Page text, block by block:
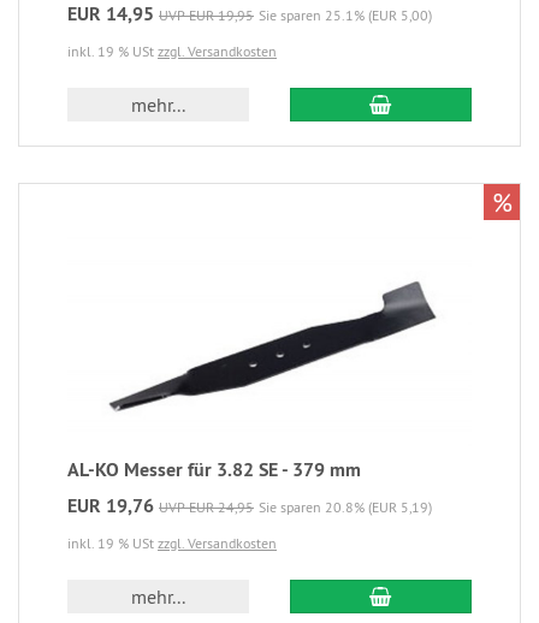
EUR 14,95 UVP EUR 19,95 Sie sparen 25.1% (EUR 5,00)
inkl. 19 % USt zzgl. Versandkosten
mehr...
AL-KO Messer für 3.82 SE - 379 mm
EUR 19,76 UVP EUR 24,95 Sie sparen 20.8% (EUR 5,19)
inkl. 19 % USt zzgl. Versandkosten
mehr...
%